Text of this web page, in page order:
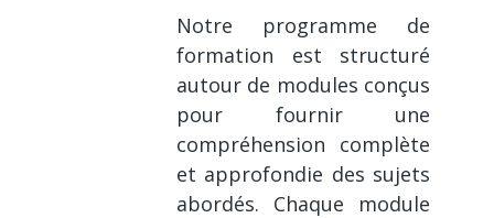
Notre programme de
formation est structuré
autour de modules conçus
pour fournir une
compréhension complète
et approfondie des sujets
abordés. Chaque module